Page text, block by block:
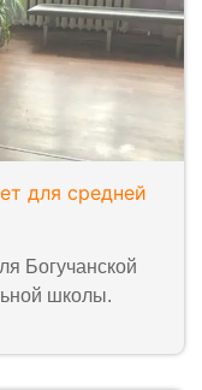
для средней
Богучанской
школы.